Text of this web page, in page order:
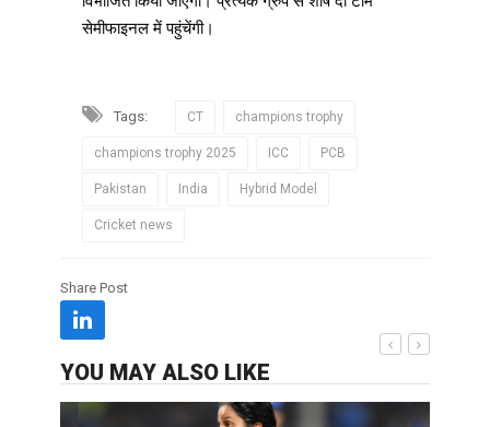
सेमीफाइनल में पहुंचेंगी।
Tags: CT champions trophy
champions trophy 2025 ICC PCB
Pakistan India Hybrid Model
Cricket news
Share Post
YOU MAY ALSO LIKE